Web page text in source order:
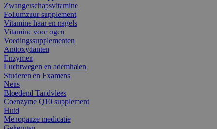
Zwangerschapsvitamine
Foliumzuur supplement
Vitamine haar en nagels
Vitamine voor ogen
Voedingssupplementen
Antioxydanten
Enzymen
Luchtwegen en ademhalen
Studeren en Examens
Neus
Bloedend Tandvlees
Coenzyme Q10 supplement
Huid
Menopauze medicatie